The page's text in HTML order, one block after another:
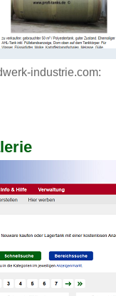
industrie.com: